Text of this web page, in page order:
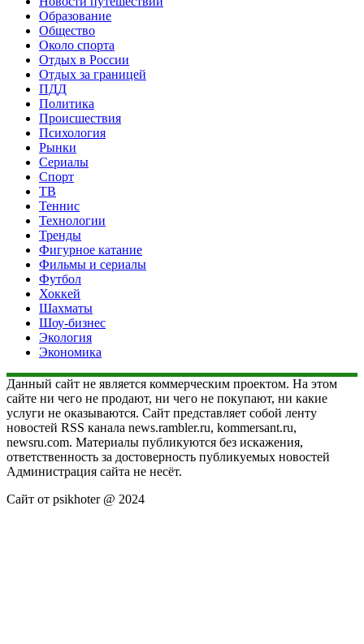
Образование
Общество
Около спорта
Отдых в России
Отдых за границей
ПДД
Политика
Происшествия
Психология
Рынки
Сериалы
Спорт
ТВ
Теннис
Технологии
Тренды
Фигурное катание
Фильмы и сериалы
Футбол
Хоккей
Шахматы
Шоу-бизнес
Экология
Экономика
Данный сайт не является коммерческим проектом. На этом
сайте ни чего не продают, ни чего не покупают, ни какие
услуги не оказываются. Сайт представляет собой ленту
новостей RSS канала news.rambler.ru, kommersant.ru,
newsru.com. Материалы публикуются без искажения,
ответственность за достоверность публикуемых новостей
Администрация сайта не несёт.
Сайт от psikhoter @ 2024